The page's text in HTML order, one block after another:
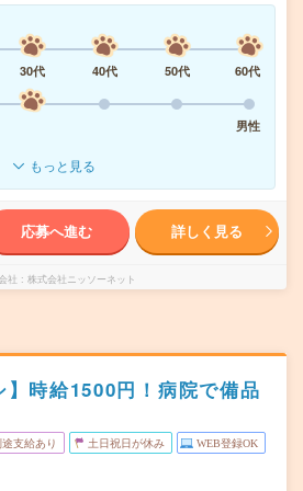
30代 40代 50代
60代
男性
もっと見る
応募へ進む 詳しく見る
社 株式会社ニッソーネット
】時給1500円！病院で備品
支給あり 土日祝日が休み WEB登録OK